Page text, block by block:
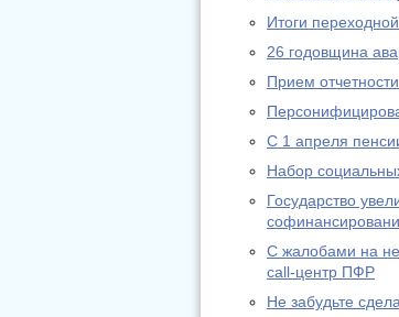
Итоги
26 годовщина
Прием
С 1 апреля
Набор
Государство
С жалобами на
call-центр ПФР
Не забудьте